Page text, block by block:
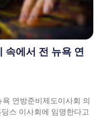
속에서 전 뉴욕 연
연방준비제도이사회 의
스 이사회에 임명한다고